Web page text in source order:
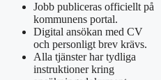
Jobb publiceras officiellt på
kommunens portal.
Digital ansökan med CV
och personligt brev krävs.
Alla tjänster har tydliga
instruktioner kring